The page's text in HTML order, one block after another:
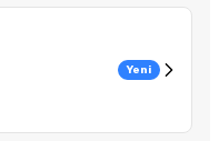
Yeni